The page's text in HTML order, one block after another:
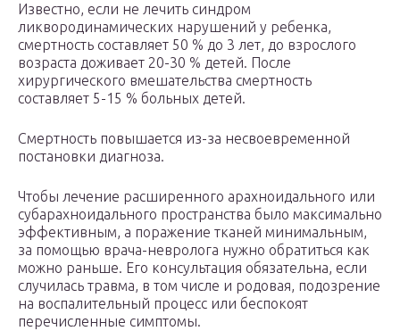
Известно, если не лечить синдром
ликвородинамических нарушений у ребенка,
смертность составляет 50 % до 3 лет, до взрослого
возраста доживает 20-30 % детей. После
хирургического вмешательства смертность
составляет 5-15 % больных детей.
Смертность повышается из-за несвоевременной
постановки диагноза.
Чтобы лечение расширенного арахноидального или
субарахноидального пространства было максимально
эффективным, а поражение тканей минимальным,
за помощью врача-невролога нужно обратиться как
можно раньше. Его консультация обязательна, если
случилась травма, в том числе и родовая, подозрение
на воспалительный процесс или беспокоят
перечисленные симптомы.